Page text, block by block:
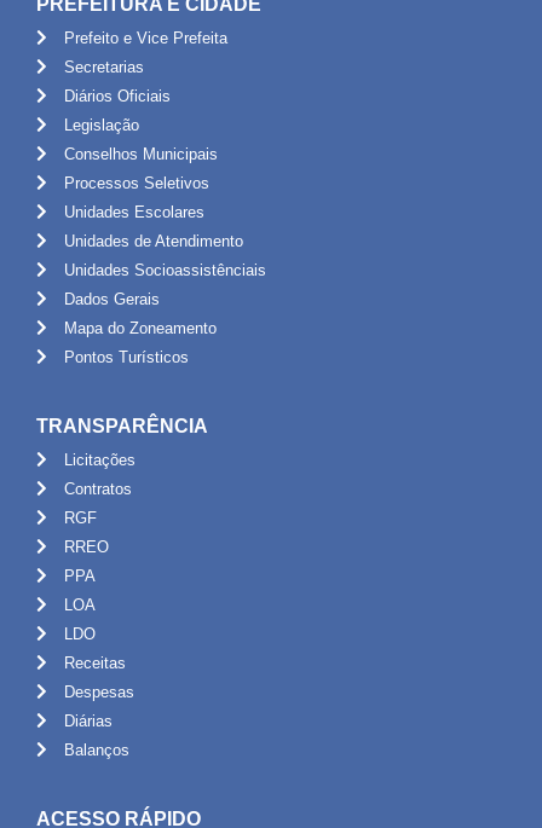
Prefeito e Vice Prefeita
Secretarias
Diários Oficiais
Legislação
Conselhos Municipais
Processos Seletivos
Unidades Escolares
Unidades de Atendimento
Unidades Socioassistênciais
Dados Gerais
Mapa do Zoneamento
Pontos Turísticos
TRANSPARÊNCIA
Licitações
Contratos
RGF
RREO
PPA
LOA
LDO
Receitas
Despesas
Diárias
Balanços
ACESSO RÁPIDO